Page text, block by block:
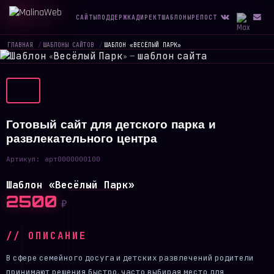
САЙТЫПОДДЕРЖКА ДИРЕКТШАБЛОНЫРЕПОСТ
ГЛАВНАЯ / ШАБЛОНЫ САЙТОВ / ШАБЛОН «ВЕСЁЛЫЙ ПАРК»
Готовый сайт для детского парка и
развлекательного центра
Артикул: арт0000000100
Шаблон «Весёлый Парк»
2500 ₽
// ОПИСАНИЕ
В сфере семейного досуга и детских развлечений родители